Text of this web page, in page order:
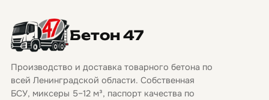
Бетон 47
Производство и доставка товарного бетона по
всей Ленинградской области. Собственная
БСУ, миксеры 5–12 м³, паспорт качества по